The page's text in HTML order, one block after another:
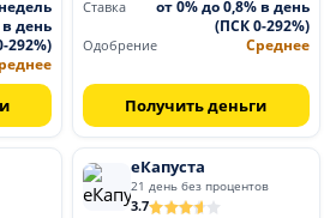
недель
в день
292%)
Ставка
от 0% до 0,8% в день
(ПСК 0-292%)
Одобрение Среднее
Получить деньги
еКапуста
21 день без процентов
3.7